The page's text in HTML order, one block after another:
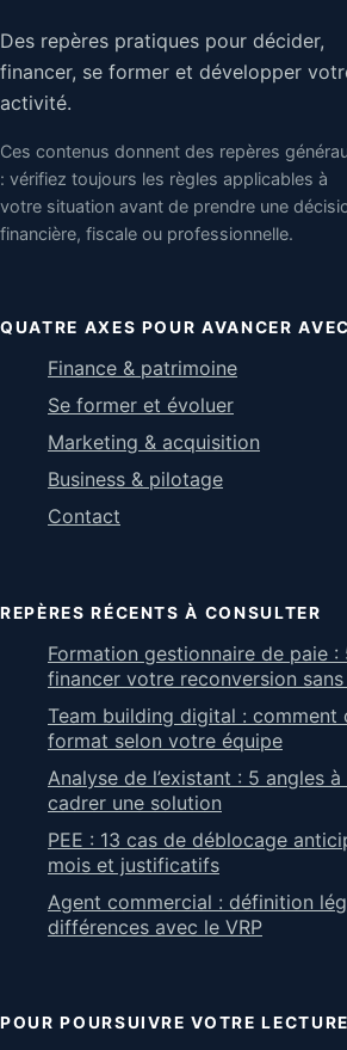
Des repères pratiques pour décider,
financer, se former et développer
activité.
Ces contenus donnent des repères
: vérifiez toujours les règles applicables à
votre situation avant de prendre une
financière, fiscale ou professionnelle.
QUATRE AXES POUR AVANCER
Finance & patrimoine
Se former et évoluer
Marketing & acquisition
Business & pilotage
Contact
REPÈRES RÉCENTS À CONSULTER
Formation gestionnaire de paie
financer votre reconversion
Team building digital : comment
format selon votre équipe
Analyse de l’existant : 5 angles
cadrer une solution
PEE : 13 cas de déblocage
mois et justificatifs
Agent commercial : définition
différences avec le VRP
POUR POURSUIVRE VOTRE LECTURE